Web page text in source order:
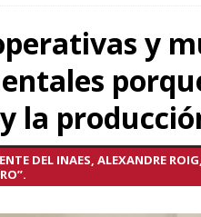
y
la
DEL INAES, ALEXANDRE